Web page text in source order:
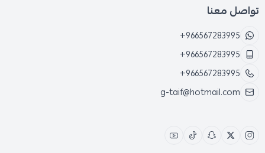
تواصل معنا
+966567283995
+966567283995
+966567283995
g-taif@hotmail.com